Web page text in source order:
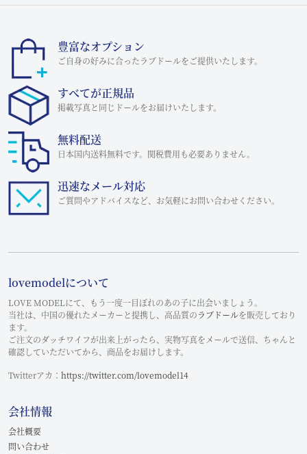
豊富なオプション
ご自身の好みに合ったラブドールをご提供いたします。
すべてが正規品
掲載写真と同じドールをお届けいたします。
無料配送
日本国内送料無料です。関税費用も必要ありません。
迅速なメール対応
ご質問やアドバイスなど、お気軽にお問い合わせください。
lovemodelについて
LOVE MODELにて、もう一度一目ぼれのあの子に出会いましょう。
当社は、中国の優れたメーカーと提携し、高品質のラブドールを販売しており
ます。
ご注文のダッチワイフが出来上がったら、実物写真をメールで送信、ちゃんと
確認していただいてから、商品をお届けします。
Twitterアカ： https://twitter.com/lovemodel14
会社情報
会社概要
問い合わせ